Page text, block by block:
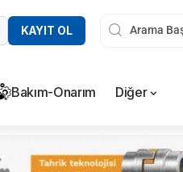
KAYIT OL
Bakım-Onarım Diğer